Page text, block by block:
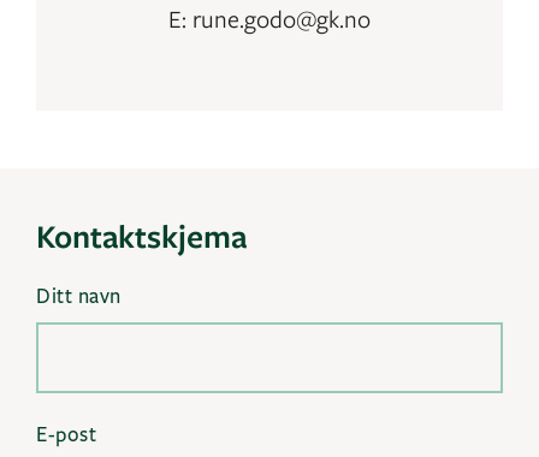
E: rune.godo@gk.no
Kontaktskjema
Ditt navn
E-post